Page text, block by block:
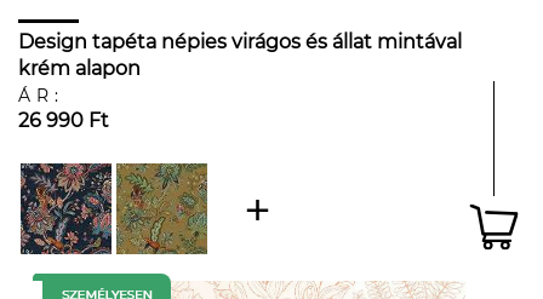
Design tapéta népies virágos és állat mintával
krém alapon
ÁR:
26 990 Ft